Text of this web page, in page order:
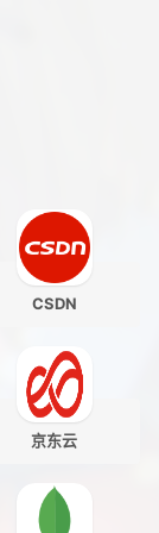
CSDN
京东云